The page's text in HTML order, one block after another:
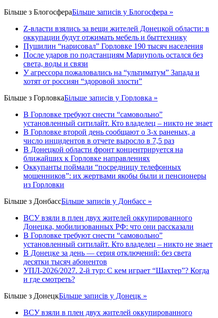
Більше з БлогосфераБільше записів у Блогосфера »
Z-власти взялись за вещи жителей Донецкой области: в
оккупации будут отжимать мебель и быттехнику
Пушилин “нарисовал” Горловке 190 тысяч населения
После ударов по подстанциям Мариуполь остался без
света, воды и связи
У агрессора пожаловались на “ультиматум” Запада и
хотят от россиян “здоровой злости”
Більше з ГорловкаБільше записів у Горловка »
В Горловке требуют снести “самовольно”
установленный ситилайт. Кто владелец – никто не знает
В Горловке второй день сообщают о 3-х раненых, а
число инцидентов в отчете выросло в 7,5 раз
В Донецкой области фронт концентрируется на
ближайших к Горловке направлениях
Оккупанты поймали “посредницу телефонных
мошенников”: их жертвами якобы были и пенсионеры
из Горловки
Більше з ДонбассБільше записів у Донбасс »
ВСУ взяли в плен двух жителей оккупированного
Донецка, мобилизованных РФ: что они рассказали
В Горловке требуют снести “самовольно”
установленный ситилайт. Кто владелец – никто не знает
В Донецке за день — серия отключений: без света
десятки тысяч абонентов
УПЛ-2026/2027. 2-й тур: С кем играет “Шахтер”? Когда
и где смотреть?
Більше з ДонецкБільше записів у Донецк »
ВСУ взяли в плен двух жителей оккупированного